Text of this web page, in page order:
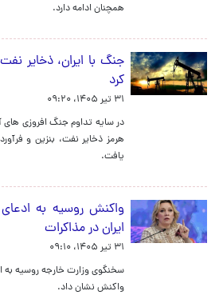
همچنان ادامه دارد.
جنگ با ایران، ذخایر
کرد
۳۱ تیر ۱۴۰۵، ۰۹:۲۰
در سایه تداوم جنگ افروزی های
هرمز ذخایر نفت، بنزین و
یافت.
واکنش روسیه به ادعای
ایران در مذاکرات
۳۱ تیر ۱۴۰۵، ۰۹:۱۰
سخنگوی وزارت خارجه روسیه به
واکنش نشان داد.